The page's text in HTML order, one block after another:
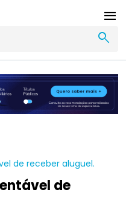
menu
search
de receber aluguel.
de